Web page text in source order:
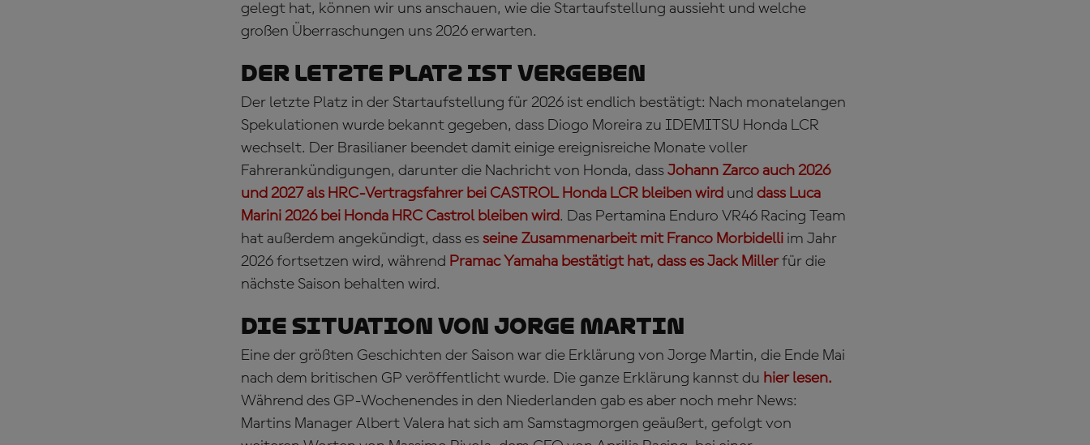
gelegt hat, können wir uns anschauen, wie die Startaufstellung aussieht und welche
großen Überraschungen uns 2026 erwarten.
Der letzte Platz ist vergeben
Der letzte Platz in der Startaufstellung für 2026 ist endlich bestätigt: Nach monatelangen
Spekulationen wurde bekannt gegeben, dass Diogo Moreira zu IDEMITSU Honda LCR
wechselt. Der Brasilianer beendet damit einige ereignisreiche Monate voller
Fahrerankündigungen, darunter die Nachricht von Honda, dass Johann Zarco auch 2026
und 2027 als HRC-Vertragsfahrer bei CASTROL Honda LCR bleiben wird und dass Luca
Marini 2026 bei Honda HRC Castrol bleiben wird. Das Pertamina Enduro VR46 Racing Team
hat außerdem angekündigt, dass es seine Zusammenarbeit mit Franco Morbidelli im Jahr
2026 fortsetzen wird, während Pramac Yamaha bestätigt hat, dass es Jack Millerfür die
nächste Saison behalten wird.
DIE SITUATION VON JORGE MARTIN
Eine der größten Geschichten der Saison war die Erklärung von Jorge Martin, die Ende Mai
nach dem britischen GP veröffentlicht wurde. Die ganze Erklärung kannst du hier lesen.
Während des GP-Wochenendes in den Niederlanden gab es aber noch mehr News:
Martins Manager Albert Valera hat sich am Samstagmorgen geäußert, gefolgt von